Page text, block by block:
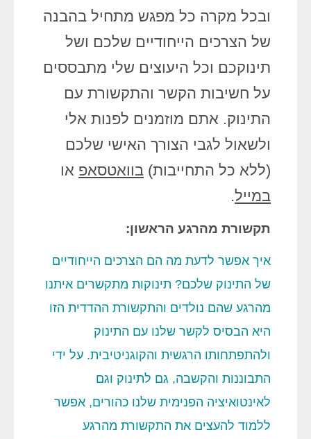
ובכל מקרה כל מפגש מתחיל בהבנה
של הצרכים הייחודיים שלכם ושל
תינוקכם וכל היעוצים שלי מתבססים
על חשיבות הקשר והתקשורת עם
התינוק. אתם מוזמנים לפנות אלי
ולשאול לגבי הצורך האישי שלכם
(ללא כל התחייבות) בוואטסאפ או
במייל.
תקשורת מהרגע הראשון:
איך אפשר לדעת מה הם הצרכים הייחודיים
של התינוק שלכם? תינוקות מתקשרים איתנו
מהרגע שהם נולדים והתקשורת ההדדית הזו
היא הבסיס לקשר שלנו עם התינוק
ולהתפתחותו הרגשית והקוגניטיבית. על ידי
התבוננות והקשבה, גם לתינוק וגם
לאינטואיציה הפנימית שלנו כהורים, אפשר
ללמוד להעצים את התקשורת מהרגע